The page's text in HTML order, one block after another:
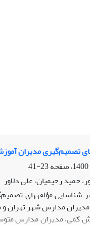
تصمیم‌گیری مدیران
23-41
رحیمیان، علی دلاور
مؤلفه‏های